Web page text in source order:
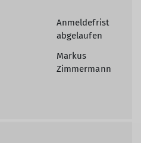
Anmeldefrist
abgelaufen
Markus
Zimmermann